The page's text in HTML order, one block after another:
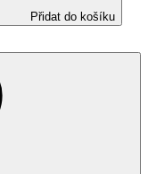
Přidat do košíku